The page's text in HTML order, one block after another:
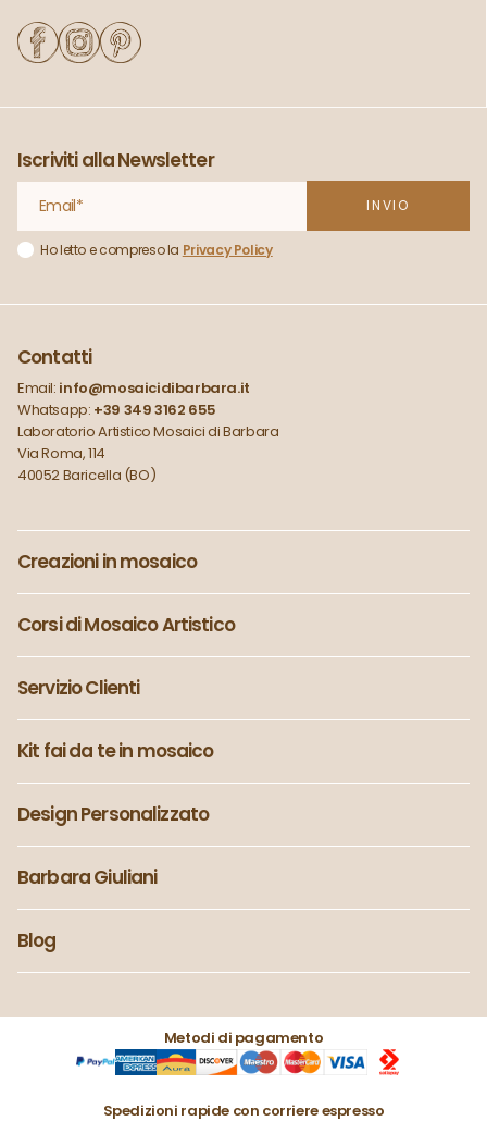
Iscriviti alla Newsletter
Ho letto e compreso la Privacy Policy
Contatti
Email: info@mosaicidibarbara.it
Whatsapp: +39 349 3162 655
Laboratorio Artistico Mosaici di Barbara
Via Roma, 114
40052 Baricella (BO)
Creazioni in mosaico
Corsi di Mosaico Artistico
Servizio Clienti
Kit fai da te in mosaico
Design Personalizzato
Barbara Giuliani
Blog
Metodi di pagamento
Spedizioni rapide con corriere espresso